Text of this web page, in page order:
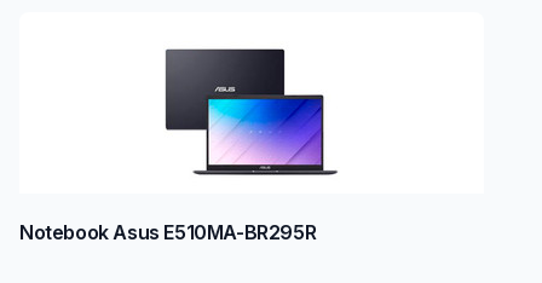
Notebook Asus E510MA-BR295R